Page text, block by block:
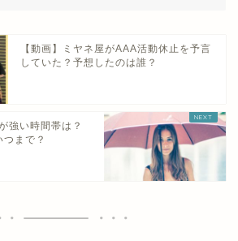
【動画】ミヤネ屋がAAA活動休止を予言
していた？予想したのは誰？
強い時間帯は？
まで？